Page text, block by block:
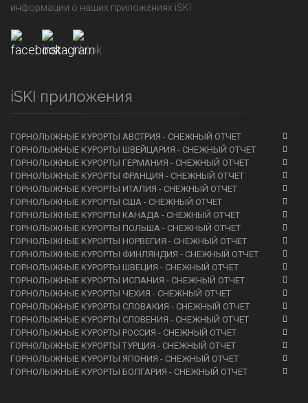
информации о наших приложениях iSKI.
iSKI приложения
ГОРНОЛЫЖНЫЕ КУРОРТЫ АВСТРИЯ - СНЕЖНЫЙ ОТЧЕТ
ГОРНОЛЫЖНЫЕ КУРОРТЫ ШВЕЙЦАРИЯ - СНЕЖНЫЙ ОТЧЕТ
ГОРНОЛЫЖНЫЕ КУРОРТЫ ГЕРМАНИЯ - СНЕЖНЫЙ ОТЧЕТ
ГОРНОЛЫЖНЫЕ КУРОРТЫ ФРАНЦИЯ - СНЕЖНЫЙ ОТЧЕТ
ГОРНОЛЫЖНЫЕ КУРОРТЫ ИТАЛИЯ - СНЕЖНЫЙ ОТЧЕТ
ГОРНОЛЫЖНЫЕ КУРОРТЫ США - СНЕЖНЫЙ ОТЧЕТ
ГОРНОЛЫЖНЫЕ КУРОРТЫ КАНАДА - СНЕЖНЫЙ ОТЧЕТ
ГОРНОЛЫЖНЫЕ КУРОРТЫ ПОЛЬША - СНЕЖНЫЙ ОТЧЕТ
ГОРНОЛЫЖНЫЕ КУРОРТЫ НОРВЕГИЯ - СНЕЖНЫЙ ОТЧЕТ
ГОРНОЛЫЖНЫЕ КУРОРТЫ ФИНЛЯНДИЯ - СНЕЖНЫЙ ОТЧЕТ
ГОРНОЛЫЖНЫЕ КУРОРТЫ ШВЕЦИЯ - СНЕЖНЫЙ ОТЧЕТ
ГОРНОЛЫЖНЫЕ КУРОРТЫ ИСПАНИЯ - СНЕЖНЫЙ ОТЧЕТ
ГОРНОЛЫЖНЫЕ КУРОРТЫ ЧЕХИЯ - СНЕЖНЫЙ ОТЧЕТ
ГОРНОЛЫЖНЫЕ КУРОРТЫ СЛОВАКИЯ - СНЕЖНЫЙ ОТЧЕТ
ГОРНОЛЫЖНЫЕ КУРОРТЫ СЛОВЕНИЯ - СНЕЖНЫЙ ОТЧЕТ
ГОРНОЛЫЖНЫЕ КУРОРТЫ РОССИЯ - СНЕЖНЫЙ ОТЧЕТ
ГОРНОЛЫЖНЫЕ КУРОРТЫ ТУРЦИЯ - СНЕЖНЫЙ ОТЧЕТ
ГОРНОЛЫЖНЫЕ КУРОРТЫ ЯПОНИЯ - СНЕЖНЫЙ ОТЧЕТ
ГОРНОЛЫЖНЫЕ КУРОРТЫ БОЛГАРИЯ - СНЕЖНЫЙ ОТЧЕТ